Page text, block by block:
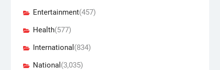
Entertainment(457)
Health(577)
International (834)
National (3,035)